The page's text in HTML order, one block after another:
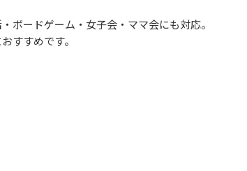
ボードゲーム・女子会・ママ会にも対応。
すすめです。